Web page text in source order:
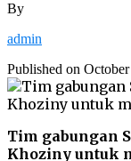
By
admin
Published on
Tim gabungan
Khoziny untuk